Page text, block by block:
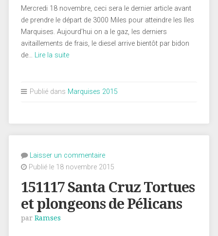
Mercredi 18 novembre, ceci sera le dernier article avant
de prendre le départ de 3000 Miles pour atteindre les Iles
Marquises. Aujourd’hui on a le gaz, les derniers
avitaillements de frais, le diesel arrive bientôt par bidon
de… Lire la suite
Publié dans Marquises 2015
Laisser un commentaire
Publié le 18 novembre 2015
151117 Santa Cruz Tortues
et plongeons de Pélicans
par Ramses